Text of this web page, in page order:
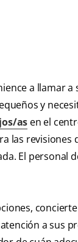
a llamar
y
as en el
las
El personal
a sus